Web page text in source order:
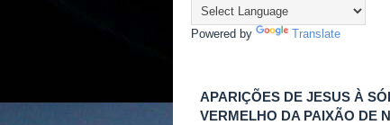
Powered by Translate
APARIÇÕES DE JESUS À
VERMELHO DA PAIXÃO DE